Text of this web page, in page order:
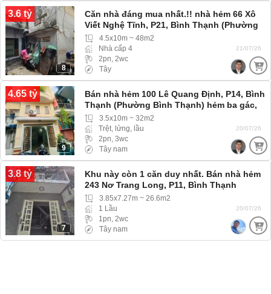
3.6 tỷ
8
Căn nhà đáng mua nhất.!! nhà hẻm 66 Xô
Viết Nghệ Tĩnh, P21, Bình Thạnh (Phường
Thạnh Mỹ Tây) hẻm ba gác
4.5x10m ~ 48m2
Nhà cấp 4
2pn, 2wc
Tây
21/07/26
4.65 tỷ
9
Bán nhà hẻm 100 Lê Quang Định, P14, Bình
Thạnh (Phường Bình Thạnh) hẻm ba gác,
Nhà gần S.Thị
3.5x10m ~ 32m2
Trệt, lửng, lầu
2pn, 3wc
Tây nam
20/07/26
3.8 tỷ
7
Khu này còn 1 căn duy nhất. Bán nhà hẻm
243 Nơ Trang Long, P11, Bình Thạnh
3.85x7.27m ~ 26.6m2
1 Lầu
1pn, 2wc
Tây nam
20/07/26